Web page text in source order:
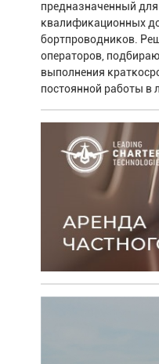
предназначенный
квалификационных
бортпроводников.
операторов,
выполнения
постоянной работы в